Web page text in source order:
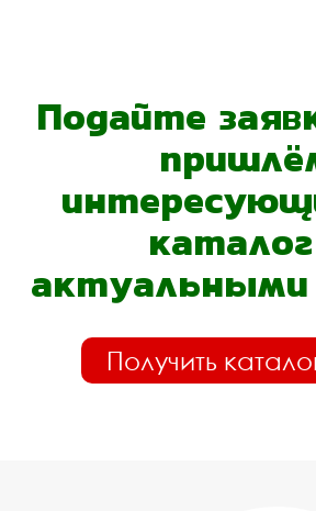
Подайте
актуальными
Получить